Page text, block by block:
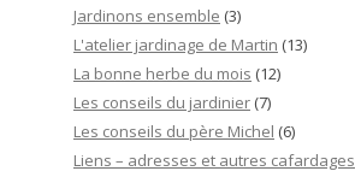
Jardinons ensemble (3)
L'atelier jardinage de Martin (13)
La bonne herbe du mois (12)
Les conseils du jardinier (7)
Les conseils du père Michel (6)
Liens – adresses et autres cafardages